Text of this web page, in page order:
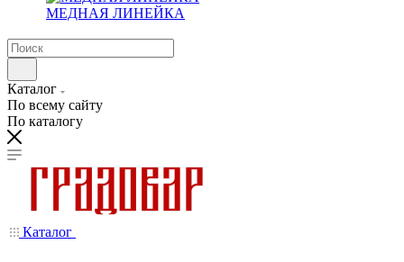
МЕДНАЯ ЛИНЕЙКА
Каталог
По всему сайту
По каталогу
Каталог